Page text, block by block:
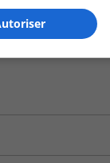
scientifiques